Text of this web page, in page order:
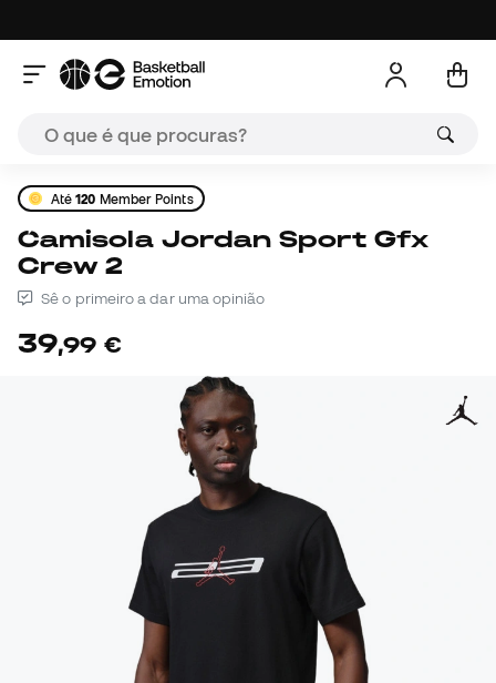
Até120 Member Points
Camisola Jordan Sport Gfx
Crew 2
Sê o primeiro a dar uma opinião
39,99 €